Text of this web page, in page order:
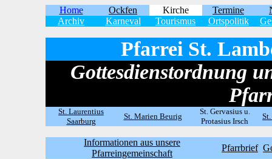
Home Ockfen Kirche Termine
Archiv
Karneval Tourismus Ortspolitik
Pfarrei St.
Gottesdienstordnung
St. Laurentius
Saarburg
St. Marien Beurig
St. Gervasius u.
Protasius Irsch
Informationen aus unsere
Pfarreingemeinschaft
Pfarrbrief